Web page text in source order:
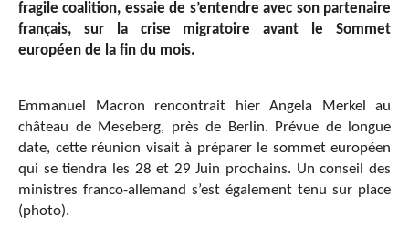
fragile coalition, essaie de s’entendre avec son partenaire
français, sur la crise migratoire avant le Sommet
européen de la fin du mois.
Emmanuel Macron rencontrait hier Angela Merkel au
château de Meseberg, près de Berlin. Prévue de longue
date, cette réunion visait à préparer le sommet européen
qui se tiendra les 28 et 29 Juin prochains. Un conseil des
ministres franco-allemand s’est également tenu sur place
(photo).